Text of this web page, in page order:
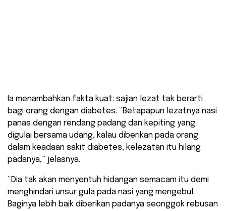
​Ia menambahkan fakta kuat: sajian lezat tak berarti
bagi orang dengan diabetes. “Betapapun lezatnya nasi
panas dengan rendang padang dan kepiting yang
digulai bersama udang, kalau diberikan pada orang
dalam keadaan sakit diabetes, kelezatan itu hilang
padanya,” jelasnya.
“Dia tak akan menyentuh hidangan semacam itu demi
menghindari unsur gula pada nasi yang mengebul.
Baginya lebih baik diberikan padanya seonggok rebusan